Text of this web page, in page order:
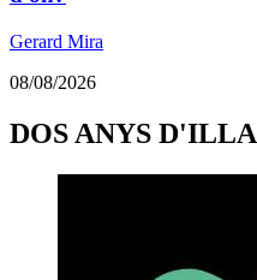
Gerard Mira
08/08/2026
DOS ANYS D'ILLA